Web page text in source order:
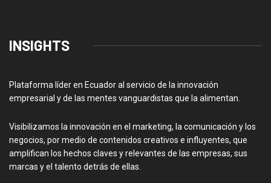
INSIGHTS
Plataforma líder en Ecuador al servicio de la innovación
empresarial y de las mentes vanguardistas que la alimentan.
Visibilizamos la innovación en el marketing, la comunicación y los
negocios, por medio de contenidos creativos e influyentes, que
amplifican los hechos claves y relevantes de las empresas, sus
marcas y el talento detrás de ellas.